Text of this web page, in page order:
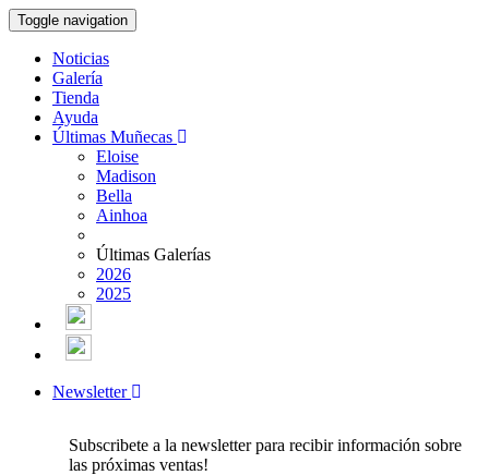
Toggle navigation
Noticias
Galería
Tienda
Ayuda
Últimas Muñecas
Eloise
Madison
Bella
Ainhoa
Últimas Galerías
2026
2025
Newsletter
Subscribete a la newsletter para recibir información sobre
las próximas ventas!